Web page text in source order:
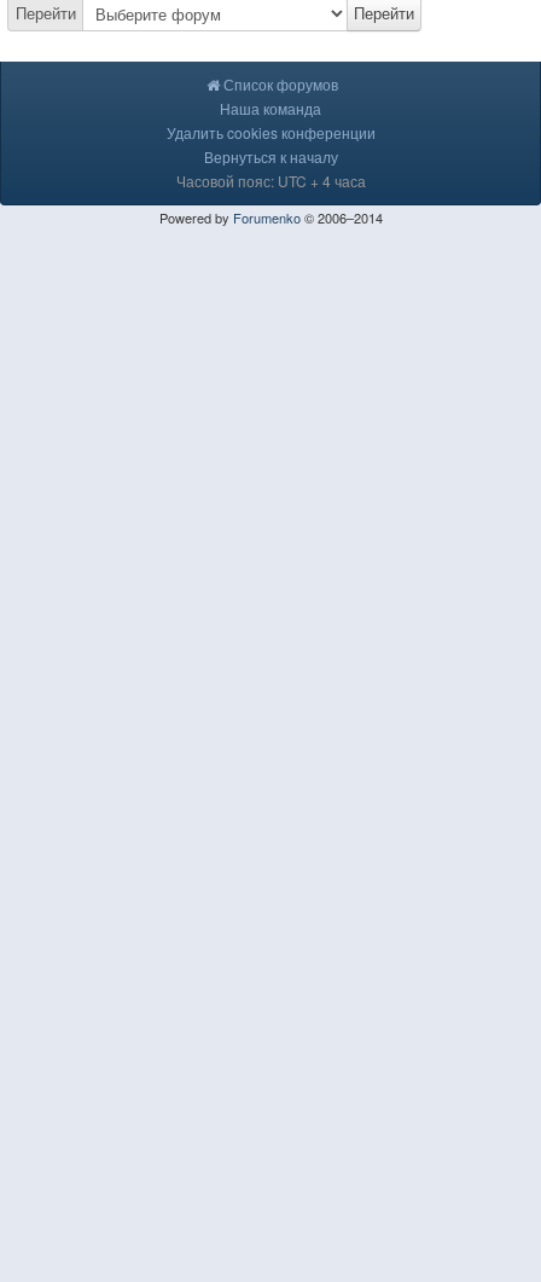
Перейти Перейти
Список форумов
Наша команда
Удалить cookies конференции
Вернуться к началу
Часовой пояс: UTC + 4 часа
Powered by Forumenko© 2006–2014